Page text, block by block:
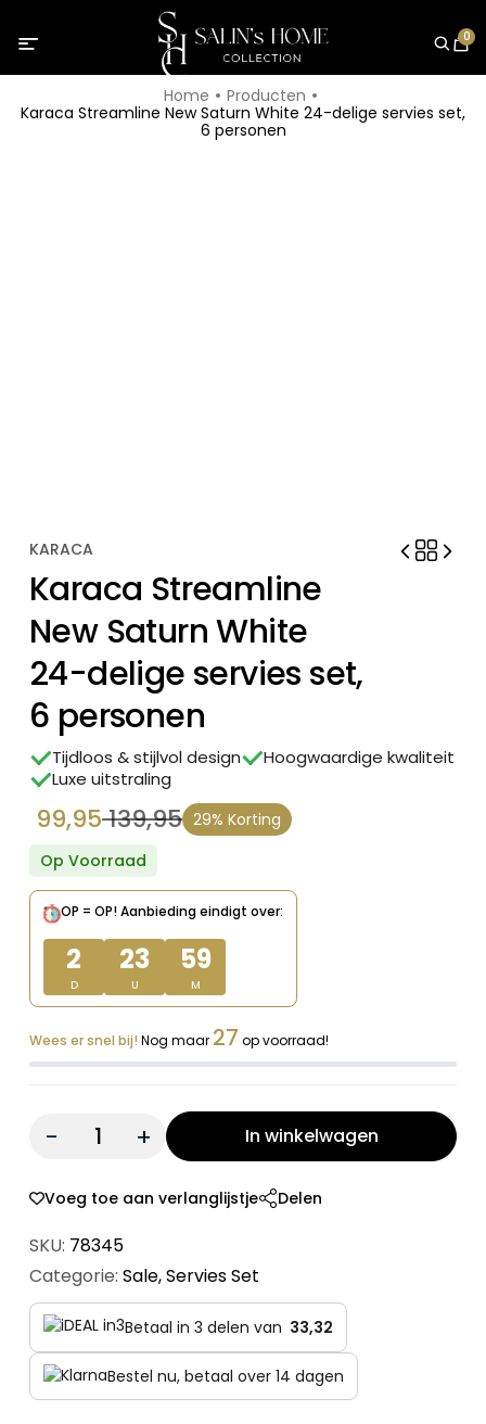
0
Home
Producten
Karaca Streamline New Saturn White 24-delige servies set,
6 personen
KARACA
Karaca Streamline
New Saturn White
24-delige servies set,
6 personen
Tijdloos & stijlvol design
Hoogwaardige kwaliteit
Luxe uitstraling
139,95
Oorspronkelijke
prijs
was:
€ 139,95.
99,95
Huidige
prijs
is:
€ 99,95.
29% Korting
Op Voorraad
OP = OP!Aanbieding eindigt over:
2
D
23
U
59
M
Wees er snel bij! Nog maar 27 op voorraad!
Quantity: In winkelwagen
Voeg toe aan verlanglijstje Delen
SKU: 78345
Categorie: Sale,Servies Set
Betaal in 3 delen van 33,32
Bestel nu, betaal over 14 dagen